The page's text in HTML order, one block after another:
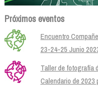
Próximos eventos
Encuentro
23-24-25 Junio
Taller de fotografía
Calendario de 2023